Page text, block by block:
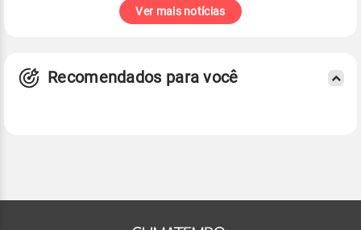
Ver mais notícias
Recomendados para você